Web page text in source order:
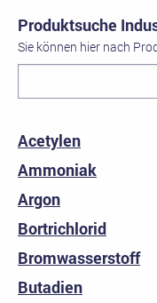
Produktsuche
Sie können hier nach
Acetylen
Ammoniak
Argon
Bortrichlorid
Bromwasserstoff
Butadien